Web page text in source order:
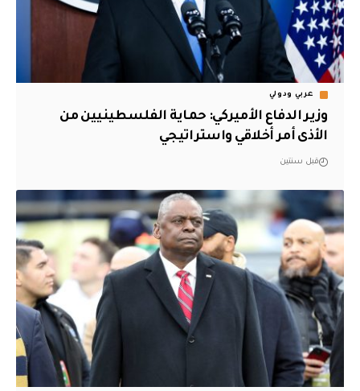
عربي ودولي
وزير الدفاع الأميركي: حماية الفلسطينيين من
الأذى أمر أخلاقي واستراتيجي
قبل سنتين